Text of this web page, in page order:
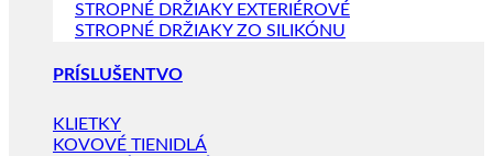
STROPNÉ DRŽIAKY EXTERIÉROVÉ
STROPNÉ DRŽIAKY ZO SILIKÓNU
PRÍSLUŠENTVO
KLIETKY
KOVOVÉ TIENIDLÁ